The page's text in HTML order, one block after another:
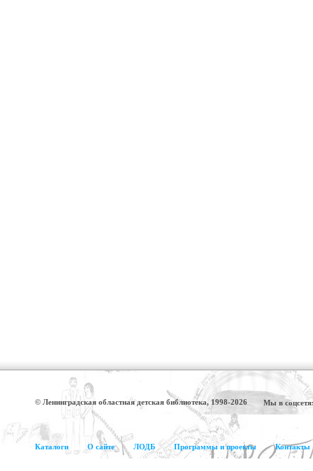
© Ленинградская областная детская библиотека, 1998-2026 Мы в
Каталоги О сайте ЛОДБ Программы и проекты Контакты